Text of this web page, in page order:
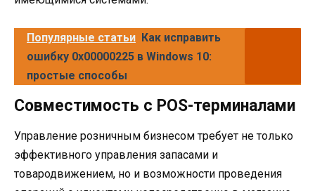
Популярные статьи Как исправить
ошибку 0x00000225 в Windows 10:
простые способы
Совместимость с POS-терминалами
Управление розничным бизнесом требует не только
эффективного управления запасами и
товародвижением, но и возможности проведения